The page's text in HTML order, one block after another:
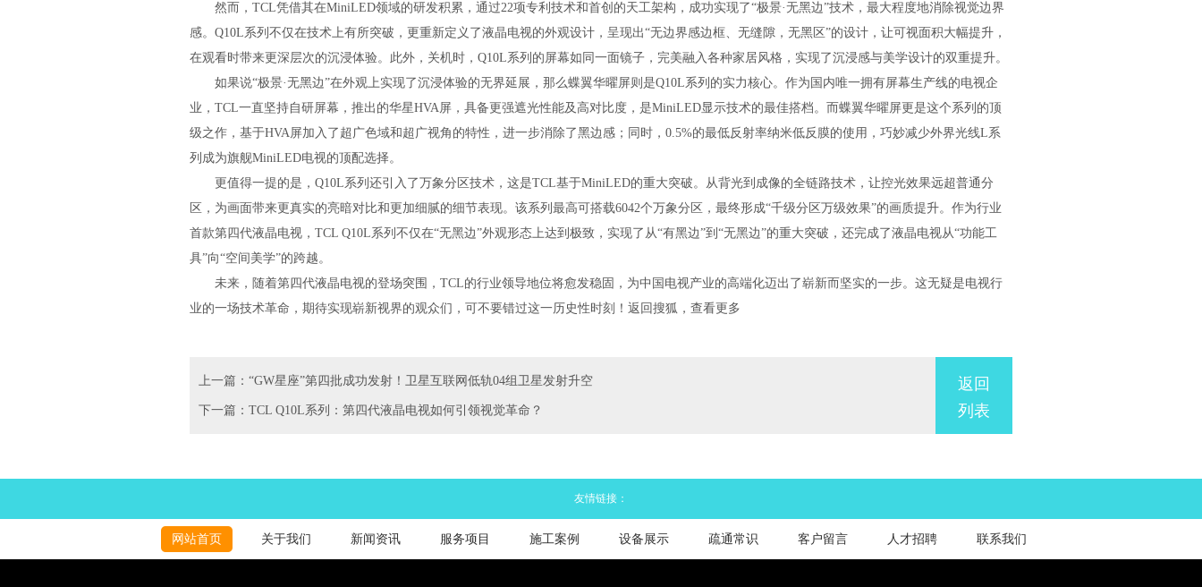
然而，TCL凭借其在MiniLED领域的研发积累，通过22项专利技术和首创的天工架构，成功实现了“极景·无黑边”技术，最大程度地消除视觉边界
感。Q10L系列不仅在技术上有所突破，更重新定义了液晶电视的外观设计，呈现出“无边界感边框、无缝隙，无黑区”的设计，让可视面积大幅提升，
在观看时带来更深层次的沉浸体验。此外，关机时，Q10L系列的屏幕如同一面镜子，完美融入各种家居风格，实现了沉浸感与美学设计的双重提升。
如果说“极景·无黑边”在外观上实现了沉浸体验的无界延展，那么蝶翼华曜屏则是Q10L系列的实力核心。作为国内唯一拥有屏幕生产线的电视企
业，TCL一直坚持自研屏幕，推出的华星HVA屏，具备更强遮光性能及高对比度，是MiniLED显示技术的最佳搭档。而蝶翼华曜屏更是这个系列的顶
级之作，基于HVA屏加入了超广色域和超广视角的特性，进一步消除了黑边感；同时，0.5%的最低反射率纳米低反膜的使用，巧妙减少外界光线L系
列成为旗舰MiniLED电视的顶配选择。
更值得一提的是，Q10L系列还引入了万象分区技术，这是TCL基于MiniLED的重大突破。从背光到成像的全链路技术，让控光效果远超普通分
区，为画面带来更真实的亮暗对比和更加细腻的细节表现。该系列最高可搭载6042个万象分区，最终形成“千级分区万级效果”的画质提升。作为行业
首款第四代液晶电视，TCL Q10L系列不仅在“无黑边”外观形态上达到极致，实现了从“有黑边”到“无黑边”的重大突破，还完成了液晶电视从“功能工
具”向“空间美学”的跨越。
未来，随着第四代液晶电视的登场突围，TCL的行业领导地位将愈发稳固，为中国电视产业的高端化迈出了崭新而坚实的一步。这无疑是电视行
业的一场技术革命，期待实现崭新视界的观众们，可不要错过这一历史性时刻！返回搜狐，查看更多
上一篇：“GW星座”第四批成功发射！卫星互联网低轨04组卫星发射升空
下一篇：TCL Q10L系列：第四代液晶电视如何引领视觉革命？
返回
列表
友情链接：
网站首页 关于我们 新闻资讯 服务项目 施工案例 设备展示 疏通常识 客户留言 人才招聘 联系我们